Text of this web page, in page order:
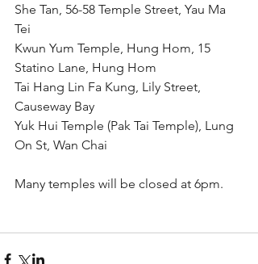
She Tan, 56-58 Temple Street, Yau Ma
Tei
Kwun Yum Temple, Hung Hom, 15
Statino Lane, Hung Hom
Tai Hang Lin Fa Kung, Lily Street,
Causeway Bay
Yuk Hui Temple (Pak Tai Temple), Lung
On St, Wan Chai
Many temples will be closed at 6pm.